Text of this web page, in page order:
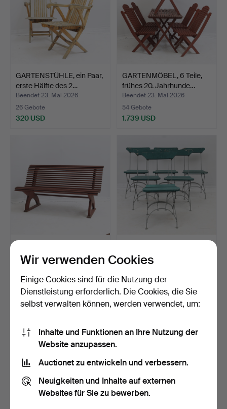
GARTENSTÜHLE, ein Paar,
erste Hälfte des 2…
Beendet 23. Mai 2026
26 Gebote
320 USD
GARTENMÖBEL, 6 Teile,
frühes 20. Jahrhunde…
Beendet 23. Mai 2026
54 Gebote
1.739 USD
des 20. Jahrhundert…
Beendet 23. Mai 2026
35 Gebote
744 USD
Byarum, Eisen und be…
Beendet 21. Mai 2026
5 Gebote
390 USD
Wir verwenden Cookies
Einige Cookies sind für die Nutzung der
Dienstleistung erforderlich. Die Cookies, die Sie
selbst verwalten können, werden verwendet, um:
Inhalte und Funktionen an Ihre Nutzung der
Website anzupassen.
Auctionet zu entwickeln und verbessern.
Neuigkeiten und Inhalte auf externen
Websites für Sie zu bewerben.